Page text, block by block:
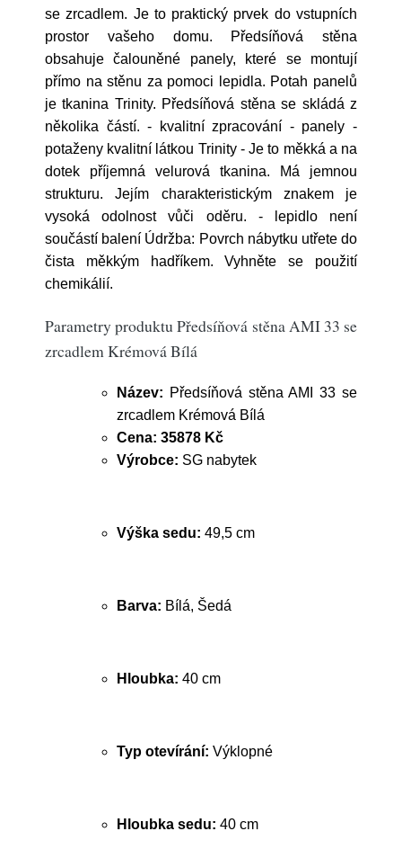
se zrcadlem. Je to praktický prvek do vstupních
prostor vašeho domu. Předsíňová stěna
obsahuje čalouněné panely, které se montují
přímo na stěnu za pomoci lepidla. Potah panelů
je tkanina Trinity. Předsíňová stěna se skládá z
několika částí. - kvalitní zpracování - panely -
potaženy kvalitní látkou Trinity - Je to měkká a na
dotek příjemná velurová tkanina. Má jemnou
strukturu. Jejím charakteristickým znakem je
vysoká odolnost vůči oděru. - lepidlo není
součástí balení Údržba: Povrch nábytku utřete do
čista měkkým hadříkem. Vyhněte se použití
chemikálií.
Parametry produktu Předsíňová stěna AMI 33 se
zrcadlem Krémová Bílá
Název: Předsíňová stěna AMI 33 se
zrcadlem Krémová Bílá
Cena: 35878 Kč
Výrobce: SG nabytek
Výška sedu: 49,5 cm
Barva: Bílá, Šedá
Hloubka: 40 cm
Typ otevírání: Výklopné
Hloubka sedu: 40 cm